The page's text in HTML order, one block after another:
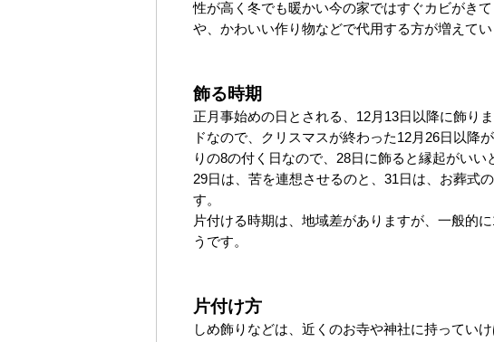
性が高く冬でも暖かい今の家ではすぐカビがき
や、かわいい作り物などで代用する方が増えてい
飾る時期
正月事始めの日とされる、12月13日以降に飾り
ドなので、クリスマスが終わった12月26日以降
りの8の付く日なので、28日に飾ると縁起がいい
29日は、苦を連想させるのと、31日は、お葬式
す。
片付ける時期は、地域差がありますが、一般的
うです。
片付け方
しめ飾りなどは、近くのお寺や神社に持ってい